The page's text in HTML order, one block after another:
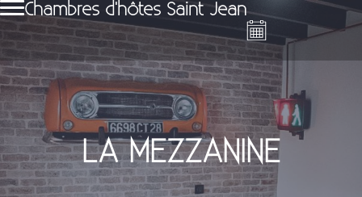
Chambres d'hôtes Saint Jean
LA MEZZANINE